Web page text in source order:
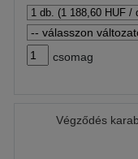
csomag
Végződés